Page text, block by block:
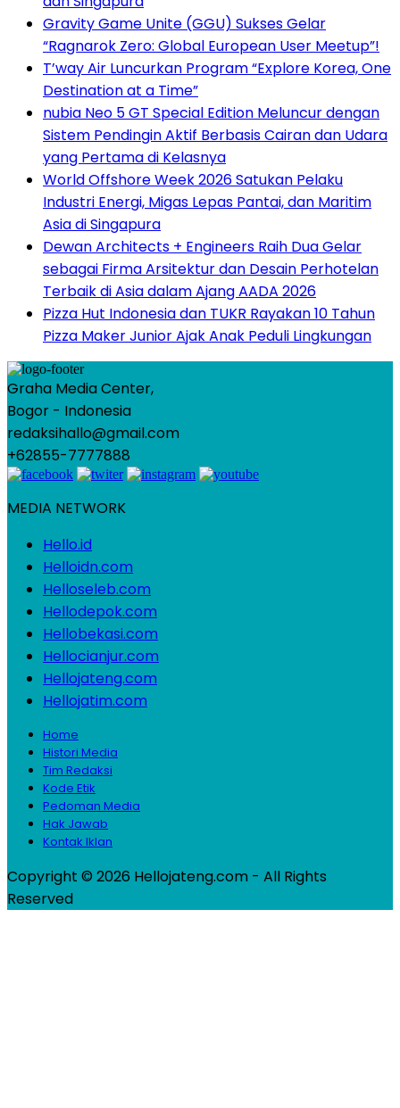
Gravity Game Unite (GGU) Sukses Gelar
“Ragnarok Zero: Global European User Meetup”!
T’way Air Luncurkan Program “Explore Korea, One
Destination at a Time”
nubia Neo 5 GT Special Edition Meluncur dengan
Sistem Pendingin Aktif Berbasis Cairan dan Udara
yang Pertama di Kelasnya
World Offshore Week 2026 Satukan Pelaku
Industri Energi, Migas Lepas Pantai, dan Maritim
Asia di Singapura
Dewan Architects + Engineers Raih Dua Gelar
sebagai Firma Arsitektur dan Desain Perhotelan
Terbaik di Asia dalam Ajang AADA 2026
Pizza Hut Indonesia dan TUKR Rayakan 10 Tahun
Pizza Maker Junior Ajak Anak Peduli Lingkungan
Graha Media Center,
Bogor - Indonesia
redaksihallo@gmail.com
+62855-7777888
MEDIA NETWORK
Hello.id
Helloidn.com
Helloseleb.com
Hellodepok.com
Hellobekasi.com
Hellocianjur.com
Hellojateng.com
Hellojatim.com
Home
Histori Media
Tim Redaksi
Kode Etik
Pedoman Media
Hak Jawab
Kontak Iklan
Copyright © 2026 Hellojateng.com - All Rights
Reserved